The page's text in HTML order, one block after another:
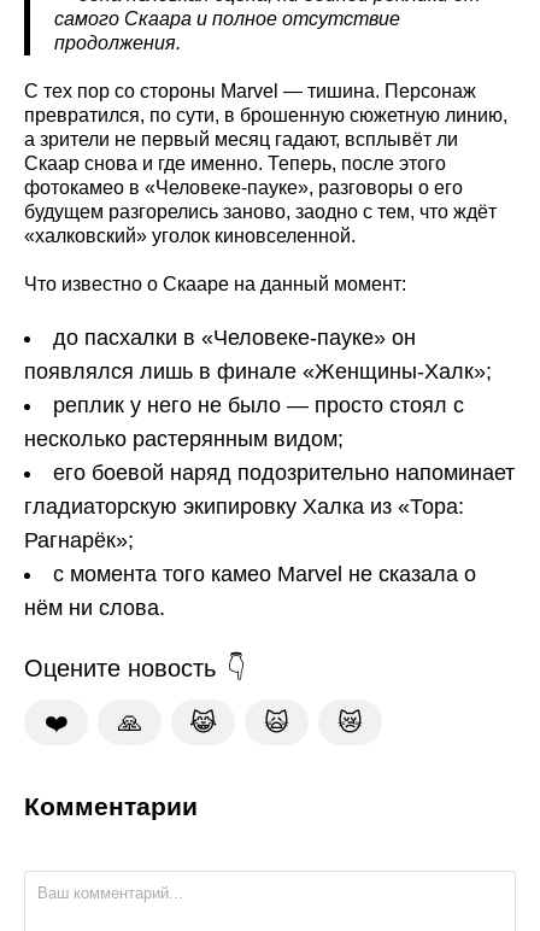
самого Скаара и полное отсутствие
продолжения.
С тех пор со стороны Marvel — тишина. Персонаж
превратился, по сути, в брошенную сюжетную линию,
а зрители не первый месяц гадают, всплывёт ли
Скаар снова и где именно. Теперь, после этого
фотокамео в «Человеке-пауке», разговоры о его
будущем разгорелись заново, заодно с тем, что ждёт
«халковский» уголок киновселенной.
Что известно о Скааре на данный момент:
до пасхалки в «Человеке-пауке» он
появлялся лишь в финале «Женщины-Халк»;
реплик у него не было — просто стоял с
несколько растерянным видом;
его боевой наряд подозрительно напоминает
гладиаторскую экипировку Халка из «Тора:
Рагнарёк»;
с момента того камео Marvel не сказала о
нём ни слова.
Оцените новость
❤️ 🙏 😹 🙀 😿
Комментарии